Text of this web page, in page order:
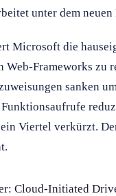
unter dem
Microsoft die
Frameworks zu
sanken
Viertel verkürzt.
Cloud-Initiated